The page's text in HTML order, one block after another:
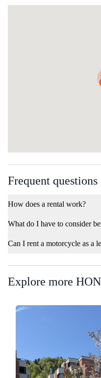
Frequent questions
How does a rental work?
What do I have to consider
Can I rent a motorcycle as a
Explore more